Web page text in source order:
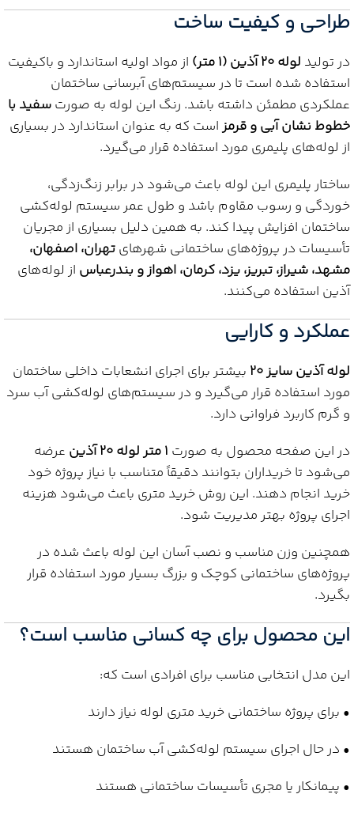
طراحی و کیفیت ساخت
در تولید لوله 20 آذین (1 متر)
از مواد اولیه استاندارد و باکیفیت
استفاده شده است تا در سیستم‌های آبرسانی ساختمان
عملکردی مطمئن داشته باشد. رنگ این لوله به صورتسفید با
خطوط نشان آبی و قرمزاست که به عنوان استاندارد در بسیاری
از لوله‌های پلیمری مورد استفاده قرار می‌گیرد.
ساختار پلیمری این لوله باعث می‌شود در برابر زنگ‌زدگی،
خوردگی و رسوب مقاوم باشد و طول عمر سیستم لوله‌کشی
ساختمان افزایش پیدا کند. به همین دلیل بسیاری از مجریان
تأسیسات در پروژه‌های ساختمانی شهرهایتهران، اصفهان،
مشهد، شیراز، تبریز، یزد، کرمان، اهواز و بندرعباس از لوله‌های
آذین استفاده می‌کنند.
عملکرد و کارایی
لوله آذین سایز 20
بیشتر برای اجرای انشعابات داخلی ساختمان
مورد استفاده قرار می‌گیرد و در سیستم‌های لوله‌کشی آب سرد
و گرم کاربرد فراوانی دارد.
در این صفحه محصول به صورت 1 متر لوله 20 آذین
عرضه
می‌شود تا خریداران بتوانند دقیقاً متناسب با نیاز پروژه خود
خرید انجام دهند. این روش خرید متری باعث می‌شود هزینه
اجرای پروژه بهتر مدیریت شود.
همچنین وزن مناسب و نصب آسان این لوله باعث شده در
پروژه‌های ساختمانی کوچک و بزرگ بسیار مورد استفاده قرار
بگیرد.
این محصول برای چه کسانی مناسب است؟
این مدل انتخابی مناسب برای افرادی است که:
• برای پروژه ساختمانی خرید متری لوله نیاز دارند
• در حال اجرای سیستم لوله‌کشی آب ساختمان هستند
• پیمانکار یا مجری تأسیسات ساختمانی هستند